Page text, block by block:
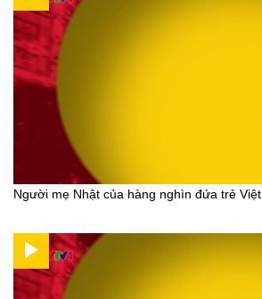
Người mẹ Nhật của hàng nghìn đứa trẻ Việt